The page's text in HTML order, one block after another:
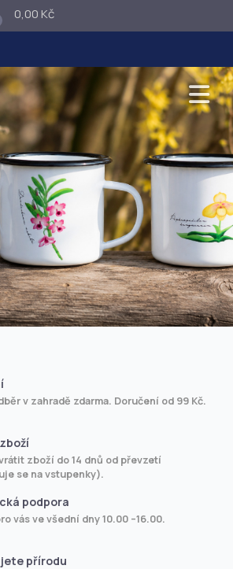
0,00 Kč
v zahradě zdarma. Doručení od 99 Kč.
zboží do 14 dnů od převzetí
se na vstupenky).
podpora
vás ve všední dny 10.00 –16.00.
přírodu